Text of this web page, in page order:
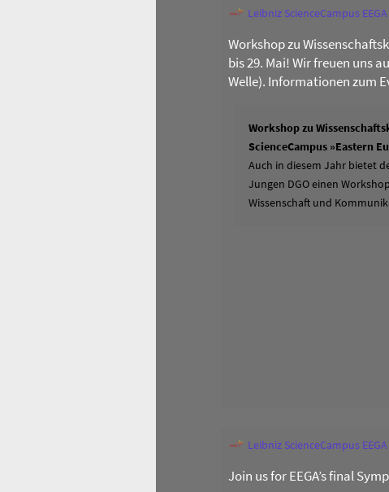
Leibniz ScienceCampus EEGA
Workshop zu
bis 29. Mai! Wir freuen uns
Welle). Informationen zum
Workshop zu
ScienceCampus »Eastern
Auch in diesem Jahr bietet
Jungen DGO einen
Wissenschaft und
Leibniz ScienceCampus EEGA
Join us for EEGA’s final